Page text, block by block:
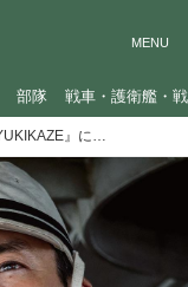
部隊 戦車・護衛艦・